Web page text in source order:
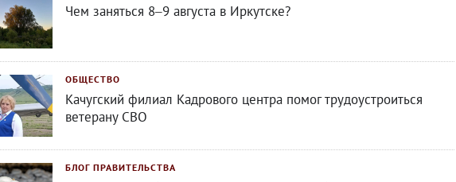
Чем заняться 8–9 августа в Иркутске?
ОБЩЕСТВО
Качугский филиал Кадрового центра помог трудоустроиться
ветерану СВО
БЛОГ ПРАВИТЕЛЬСТВА